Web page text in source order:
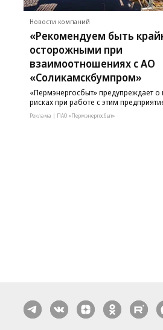
Новости компаний
«Рекомендуем быть
осторожными при
взаимоотношениях с АО
«Соликамскбумпром»
«Пермэнергосбыт» предупреждает о
рисках при работе с этим
Реклама | ПАО «Пермэнергосбыт»